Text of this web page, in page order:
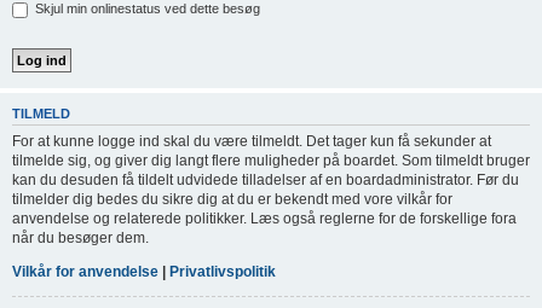
Skjul min onlinestatus ved dette besøg
TILMELD
For at kunne logge ind skal du være tilmeldt. Det tager kun få sekunder at
tilmelde sig, og giver dig langt flere muligheder på boardet. Som tilmeldt bruger
kan du desuden få tildelt udvidede tilladelser af en boardadministrator. Før du
tilmelder dig bedes du sikre dig at du er bekendt med vore vilkår for
anvendelse og relaterede politikker. Læs også reglerne for de forskellige fora
når du besøger dem.
Vilkår for anvendelse
Privatlivspolitik